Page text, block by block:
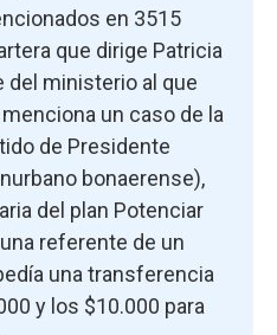
en 3515
que dirige Patricia
del ministerio al que
un caso de la
de Presidente
bonaerense),
del plan Potenciar
referente de un
una transferencia
y los $10.000 para